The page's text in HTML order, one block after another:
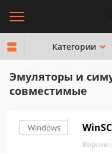
Категории
Эмуляторы и
совместимые
Windows
Версия: